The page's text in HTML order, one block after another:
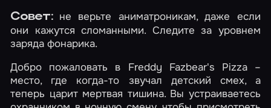
Совет:не верьте аниматроникам, даже если
они кажутся сломанными. Следите за уровнем
заряда фонарика.
Добро пожаловать в Freddy Fazbear's Pizza –
место, где когда-то звучал детский смех, а
теперь царит мертвая тишина. Вы устраиваетесь